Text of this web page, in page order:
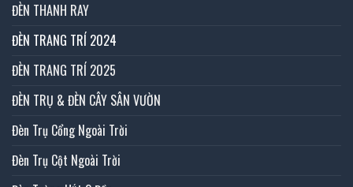
ĐÈN THANH RAY
ĐÈN TRANG TRÍ 2024
ĐÈN TRANG TRÍ 2025
ĐÈN TRỤ & ĐÈN CÂY SÂN VƯỜN
Đèn Trụ Cổng Ngoài Trời
Đèn Trụ Cột Ngoài Trời